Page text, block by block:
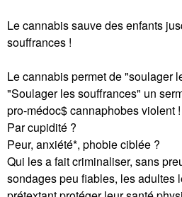
Le cannabis sauve des enfants
souffrances !
Le cannabis permet de "soulager
"Soulager les souffrances" un
pro-médoc$ cannaphobes violent !
Par cupidité ?
Peur, anxiété*, phobie ciblée ?
Qui les a fait criminaliser, sans
sondages peu fiables, les adultes